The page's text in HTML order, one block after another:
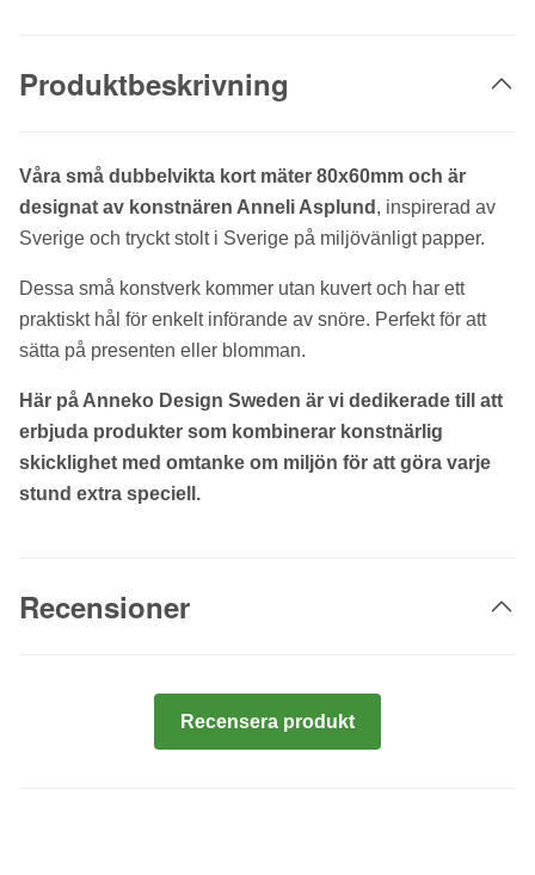
Produktbeskrivning
Våra små dubbelvikta kort mäter 80x60mm och är
designat av konstnären Anneli Asplund , inspirerad av
Sverige och tryckt stolt i Sverige på miljövänligt papper.
Dessa små konstverk kommer utan kuvert och har ett
praktiskt hål för enkelt införande av snöre. Perfekt för att
sätta på presenten eller blomman.
Här på Anneko Design Sweden är vi dedikerade till att
erbjuda produkter som kombinerar konstnärlig
skicklighet med omtanke om miljön för att göra varje
stund extra speciell.
Recensioner
Recensera produkt